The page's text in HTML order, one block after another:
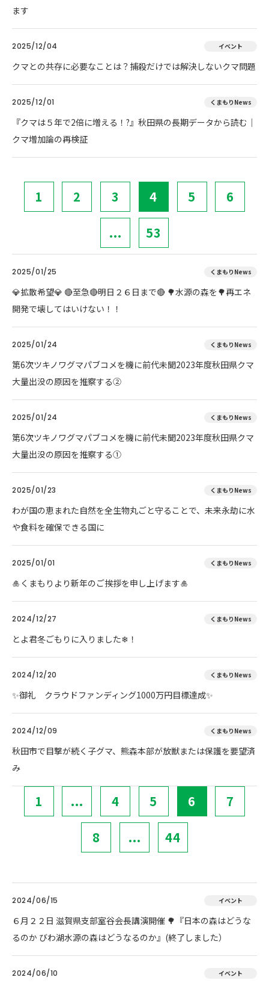
ます
2025/12/04 イベント
クマとの共存に必要なことは？捕殺だけでは解決しないクマ問題
2025/12/01 くまもりNews
『クマは５年で2倍に増える！?』秋田県の長期データから読む｜
クマ増加論の再検証
1 2 3 4 5 6
... 53
2025/01/25 くまもりNews
💎拡散希望💎 🔴至急🔴明日２６日まで🔴 🌳水源の森を🌳再エネ
開発で壊してはいけない！！
2025/01/24 くまもりNews
第6次ツキノワグマパブコメを機に前代未聞2023年度秋田県クマ
大量出没の原因を推察する②
2025/01/24 くまもりNews
第6次ツキノワグマパブコメを機に前代未聞2023年度秋田県クマ
大量出没の原因を推察する①
2025/01/23 くまもりNews
わが国の恵まれた自然を全生物丸ごと守ることで、未来永劫に水
や食料を確保できる国に
2025/01/01 くまもりNews
🎍くまもりより新年のご挨拶を申し上げます🎍
2024/12/27 くまもりNews
とよ君冬ごもりに入りました❄！
2024/12/20 くまもりNews
✨御礼 クラウドファンディング1000万円目標達成✨
2024/12/09 くまもりNews
秋田市で目撃が続く子グマ、熊森本部が放獣または保護を要望済
み
1 ... 4 5 6 7
8 ... 44
2024/06/15 イベント
６月２２日 滋賀県支部室谷会長講演開催 🌳『日本の森はどうな
るのか びわ湖水源の森はどうなるのか』(終了しました）
2024/06/10 イベント